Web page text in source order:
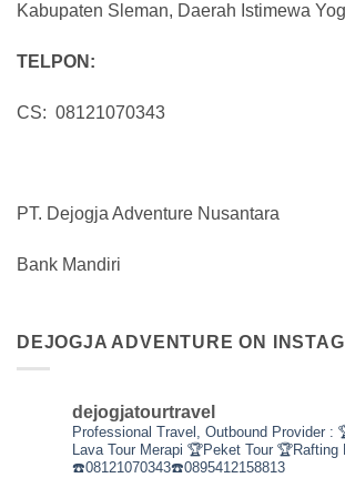
Kabupaten Sleman, Daerah Istimewa
TELPON:
CS: 08121070343
PT. Dejogja Adventure Nusantara
Bank Mandiri
DEJOGJA ADVENTURE ON
dejogjatourtravel
Professional Travel, Outbound Provider :
Lava Tour Merapi 🏆Peket Tour 🏆Rafting
☎️08121070343☎️0895412158813